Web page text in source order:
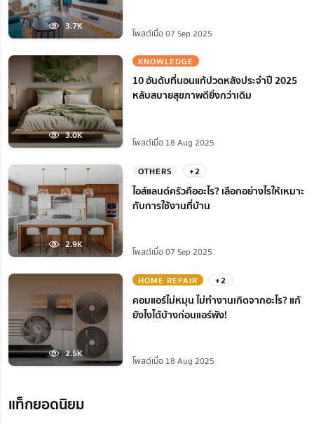
3.7K
โพสต์เมื่อ 07 Sep 2025
3.0K
KNOWLEDGE
10 อันดับที่นอนแก้ปวดหลังประจำปี 2025
หลับสบายสุขภาพดียิ่งกว่าเดิม
โพสต์เมื่อ 18 Aug 2025
2.9K
OTHERS +2
ไอส์แลนด์ครัวคืออะไร? เลือกอย่างไรให้เหมาะ
กับการใช้งานที่บ้าน
โพสต์เมื่อ 07 Sep 2025
2.5K
HOME REPAIR +2
คอมแอร์ไม่หมุน ไม่ทํางานเกิดจากอะไร? แก้
ยังไงได้บ้างก่อนแอร์พัง!
โพสต์เมื่อ 18 Aug 2025
แท็กยอดนิยม